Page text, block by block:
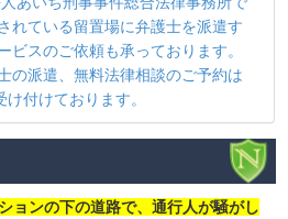
れている留置場に弁護士を派遣す
ビスのご依頼も承っております。
の派遣、無料法律相談のご予約は
付けております。
ョンの下の道路で、通行人が騒がし